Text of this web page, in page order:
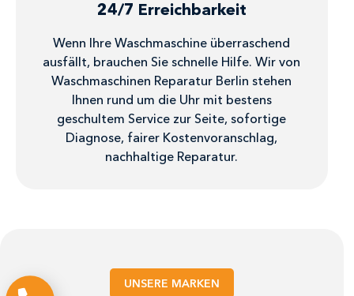
24/7 Erreichbarkeit
Wenn Ihre Waschmaschine überraschend
ausfällt, brauchen Sie schnelle Hilfe. Wir von
Waschmaschinen Reparatur Berlin stehen
Ihnen rund um die Uhr mit bestens
geschultem Service zur Seite, sofortige
Diagnose, fairer Kostenvoranschlag,
nachhaltige Reparatur.
UNSERE MARKEN